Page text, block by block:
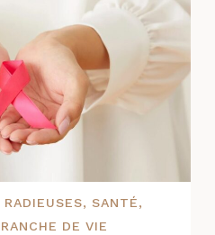
RADIEUSES, SANTÉ,
DE VIE